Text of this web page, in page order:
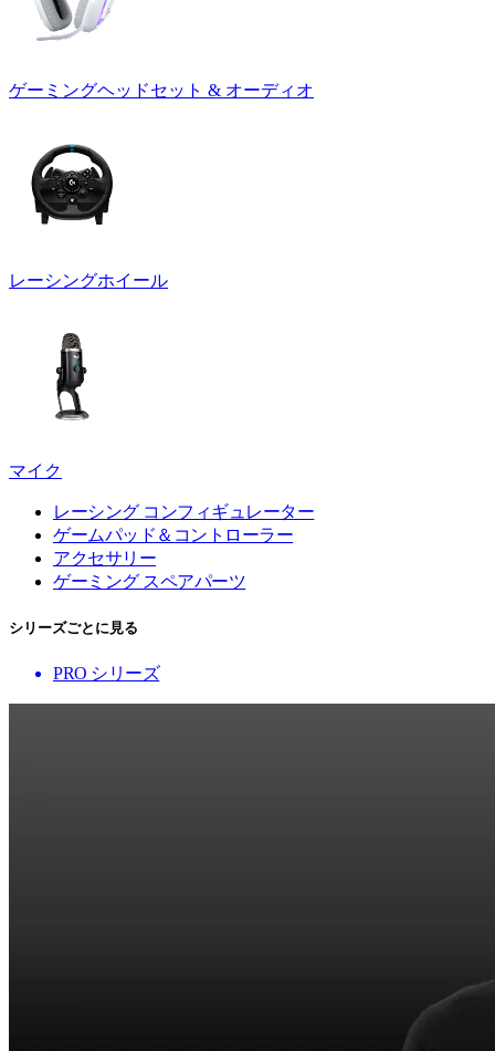
ゲーミングヘッドセット & オーディオ
レーシングホイール
マイク
レーシング コンフィギュレーター
ゲームパッド＆コントローラー
アクセサリー
ゲーミング スペアパーツ
シリーズごとに見る
PRO シリーズ